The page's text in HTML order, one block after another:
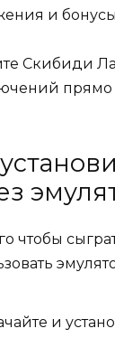
и
Скибиди
прямо
чтобы
и